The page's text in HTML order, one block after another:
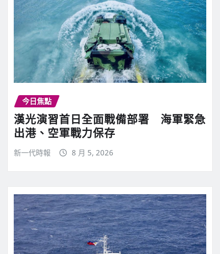
今日焦點
漢光演習首日全面戰備部署 海軍緊急
出港、空軍戰力保存
新一代時報 8 月 5, 2026